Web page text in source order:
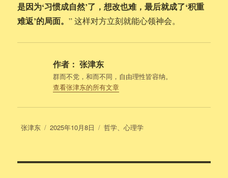
是因为‘习惯成自然’了，想改也难，最后就成了‘积重
难返’的局面。” 这样对方立刻就能心领神会。
作者： 张津东
群而不党，和而不同，自由理性皆容纳。
查看张津东的所有文章
作
张津东
发
2025年10月8日
分
哲学、心理学